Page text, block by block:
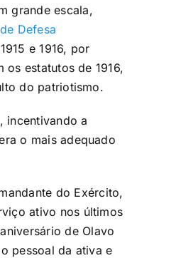
grande escala,
Defesa
e 1916, por
estatutos de 1916,
do patriotismo.
incentivando a
o mais adequado
do Exército,
ativo nos últimos
de Olavo
pessoal da ativa e